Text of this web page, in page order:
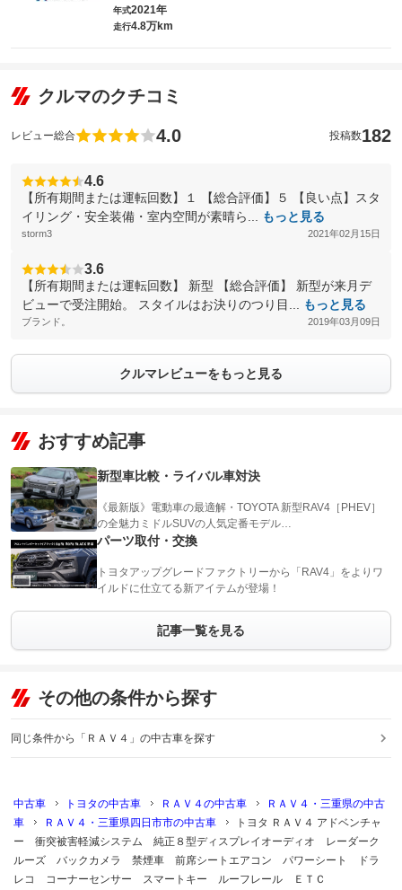
年式2021年
走行4.8万km
クルマのクチコミ
レビュー総合 4.0 投稿数182
4.6
【所有期間または運転回数】１ 【総合評価】５ 【良い点】スタ
イリング・安全装備・室内空間が素晴ら...
もっと見る
storm3 2021年02月15日
3.6
【所有期間または運転回数】 新型 【総合評価】 新型が来月デ
ビューで受注開始。 スタイルはお決りのつり目...
もっと見る
ブランド。 2019年03月09日
クルマレビューをもっと見る
おすすめ記事
新型車比較・ライバル車対決
《最新版》電動車の最適解・TOYOTA 新型RAV4［PHEV］
の全魅力ミドルSUVの人気定番モデル…
パーツ取付・交換
トヨタアップグレードファクトリーから「RAV4」をよりワ
イルドに仕立てる新アイテムが登場！
記事一覧を見る
その他の条件から探す
同じ条件から「ＲＡＶ４」の中古車を探す
中古車 トヨタの中古車 ＲＡＶ４の中古車
ＲＡＶ４・三重県の中古
車
ＲＡＶ４・三重県四日市市の中古車
トヨタ ＲＡＶ４ アドベンチャ
ー 衝突被害軽減システム 純正８型ディスプレイオーディオ レーダーク
ルーズ バックカメラ 禁煙車 前席シートエアコン パワーシート ドラ
レコ コーナーセンサー スマートキー ルーフレール ＥＴＣ